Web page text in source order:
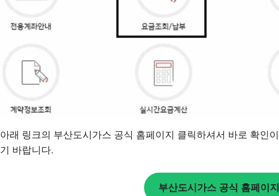
아래 링크의 부산도시가스 공식 홈페이지 클릭하셔서 바로 확인
기 바랍니다.
부산도시가스 공식 홈페이